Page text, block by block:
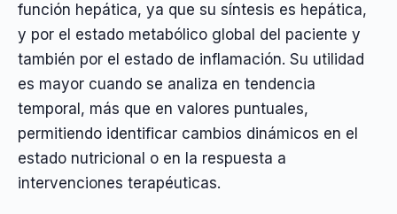
función hepática, ya que su síntesis es hepática,
y por el estado metabólico global del paciente y
también por el estado de inflamación. Su utilidad
es mayor cuando se analiza en tendencia
temporal, más que en valores puntuales,
permitiendo identificar cambios dinámicos en el
estado nutricional o en la respuesta a
intervenciones terapéuticas.